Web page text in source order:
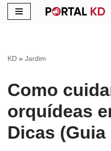
conteúdo
KD » Jardim
Como
orquídeas
Dicas